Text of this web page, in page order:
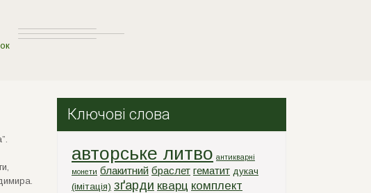
Ключові слова
авторське литво антикварні
монети блакитний браслет гематит дукач
(імітація) зґарди кварц комплект